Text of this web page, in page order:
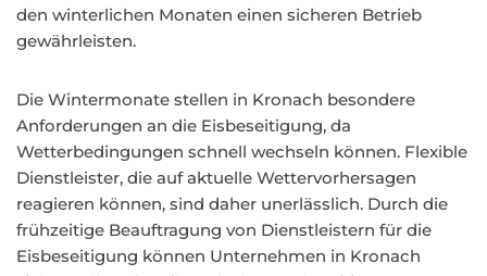
den winterlichen Monaten einen sicheren Betrieb
gewährleisten.
Die Wintermonate stellen in Kronach besondere
Anforderungen an die Eisbeseitigung, da
Wetterbedingungen schnell wechseln können. Flexible
Dienstleister, die auf aktuelle Wettervorhersagen
reagieren können, sind daher unerlässlich. Durch die
frühzeitige Beauftragung von Dienstleistern für die
Eisbeseitigung können Unternehmen in Kronach